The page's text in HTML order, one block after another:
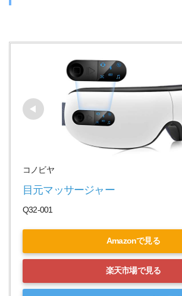
コノビヤ
目元マッサージャー
Q32-001
Amazonで見る
楽天市場で見る